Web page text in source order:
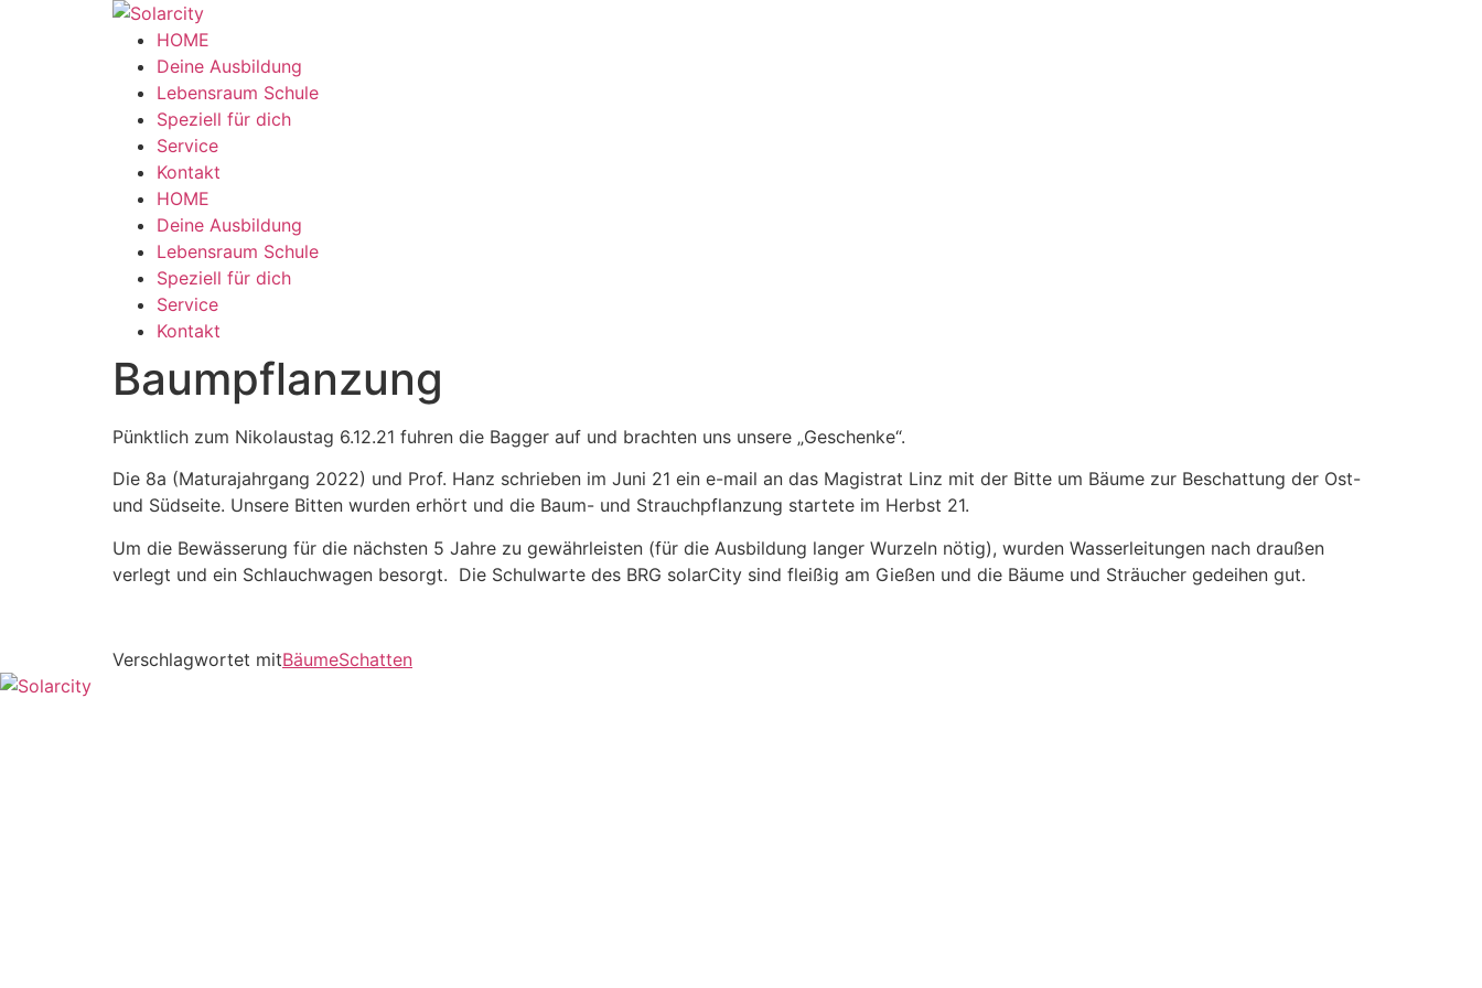
HOME
Deine Ausbildung
Lebensraum Schule
Speziell für dich
Service
Kontakt
Menü HOME
Deine Ausbildung
Lebensraum Schule
Speziell für dich
Service
Kontakt
Baumpflanzung
Pünktlich zum Nikolaustag 6.12.21 fuhren die Bagger auf und brachten uns unsere „Geschenke“.
Die 8a (Maturajahrgang 2022) und Prof. Hanz schrieben im Juni 21 ein e-mail an das Magistrat Linz mit der Bitte um Bäume zur Beschattung der Ost-
und Südseite. Unsere Bitten wurden erhört und die Baum- und Strauchpflanzung startete im Herbst 21.
Um die Bewässerung für die nächsten 5 Jahre zu gewährleisten (für die Ausbildung langer Wurzeln nötig), wurden Wasserleitungen nach draußen
verlegt und ein Schlauchwagen besorgt. Die Schulwarte des BRG solarCity sind fleißig am Gießen und die Bäume und Sträucher gedeihen gut.
Verschlagwortet mitBäumeSchatten